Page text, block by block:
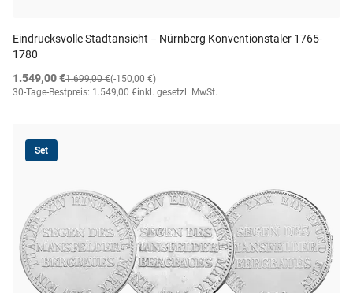
Eindrucksvolle Stadtansicht − Nürnberg Konventionstaler 1765-
1780
1.549,00 €
(-150,00 €)
1.699,00 €
30-Tage-Bestpreis: 1.549,00 €inkl. gesetzl. MwSt.
Set